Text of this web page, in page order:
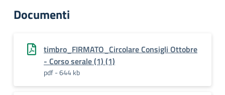
Documenti
timbro_FIRMATO_Circolare Consigli Ottobre
- Corso serale (1) (1)
pdf - 644 kb